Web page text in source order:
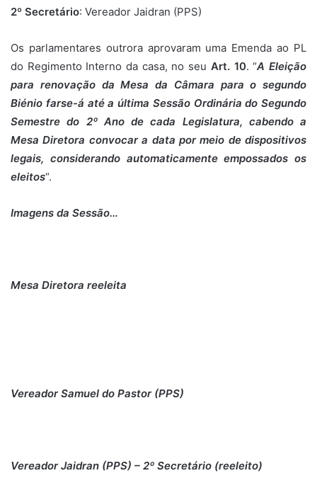
2º Secretário: Vereador Jaidran (PPS)
Os parlamentares outrora aprovaram uma Emenda ao PL
do Regimento Interno da casa, no seu Art. 10. “A Eleição
para renovação da Mesa da Câmara para o segundo
Biénio farse-á até a última Sessão Ordinária do Segundo
Semestre do 2º Ano de cada Legislatura, cabendo a
Mesa Diretora convocar a data por meio de dispositivos
legais, considerando automaticamente empossados os
eleitos“.
Imagens da Sessão…
Mesa Diretora reeleita
Vereador Samuel do Pastor (PPS)
Vereador Jaidran (PPS) – 2º Secretário (reeleito)